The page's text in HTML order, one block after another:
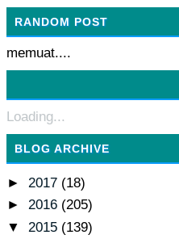
RANDOM POST
memuat....
Loading...
BLOG ARCHIVE
► 2017 (18)
► 2016 (205)
▼ 2015 (139)